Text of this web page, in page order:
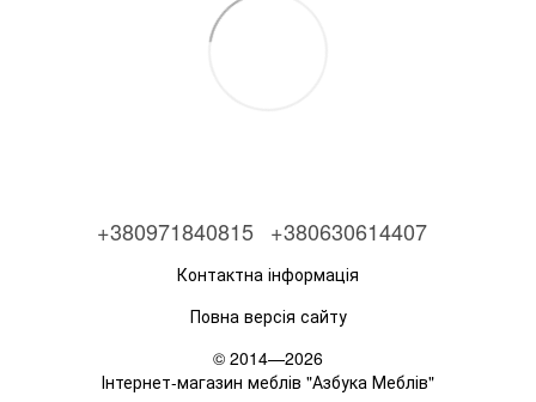
+380971840815 +380630614407
Контактна інформація
Повна версія сайту
© 2014—2026
Інтернет-магазин меблів "Азбука Меблів"